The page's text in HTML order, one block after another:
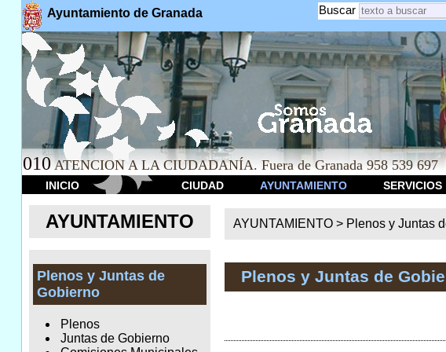
Ayuntamiento de Granada Buscar
010 ATENCION A LA CIUDADANÍA. Fuera de Granada 958 539 697
INICIO CIUDAD AYUNTAMIENTO SERVICIOS
AYUNTAMIENTO
Plenos y Juntas de
Gobierno
Plenos
Juntas de Gobierno
AYUNTAMIENTO > Plenos y Juntas
Plenos y Juntas de